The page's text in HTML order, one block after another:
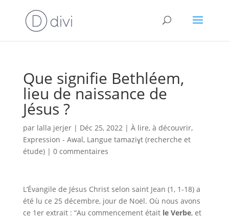
Que signifie Bethléem,
lieu de naissance de
Jésus ?
par lalla jerjer| Déc 25, 2022| À lire, à découvrir,
Expression - Awal, Langue tamaziɣt (recherche et
étude)| 0 commentaires
L’Évangile de Jésus Christ selon saint Jean (1, 1-18) a
été lu ce 25 décembre, jour de Noël. Où nous avons
ce 1er extrait : “Au commencement était le Verbe, et